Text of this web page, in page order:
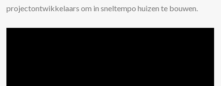
projectontwikkelaars om in sneltempo huizen te bouwen.